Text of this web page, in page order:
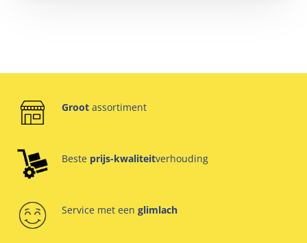
Groot assortiment
Beste prijs-kwaliteitverhouding
Service met een glimlach